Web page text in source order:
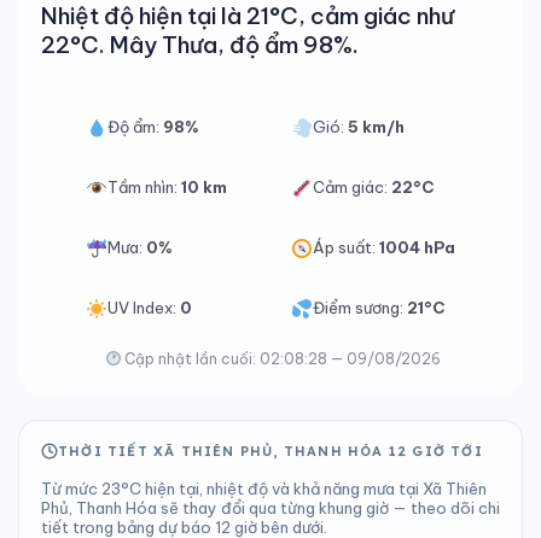
Nhiệt độ hiện tại là 21°C, cảm giác như
22°C. Mây Thưa, độ ẩm 98%.
Độ ẩm: 98% Gió:5 km/h
Tầm nhìn: 10 km Cảm giác: 22°C
Mưa: 0% Áp suất:1004 hPa
UV Index: 0 Điểm sương: 21°C
Cập nhật lần cuối: 02:08:28 — 09/08/2026
THỜI TIẾT XÃ THIÊN PHỦ, THANH HÓA 12 GIỜ TỚI
Từ mức 23°C hiện tại, nhiệt độ và khả năng mưa tại Xã Thiên
Phủ, Thanh Hóa sẽ thay đổi qua từng khung giờ — theo dõi chi
tiết trong bảng dự báo 12 giờ bên dưới.